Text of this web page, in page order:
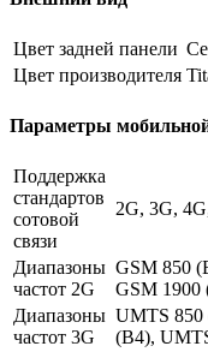
Цвет задней панели
Цвет производителя
Параметры
Поддержка
стандартов
сотовой
связи
2G, 3G,
Диапазоны
частот 2G
GSM 850
GSM 1900
Диапазоны
частот 3G
UMTS 850
(B4),